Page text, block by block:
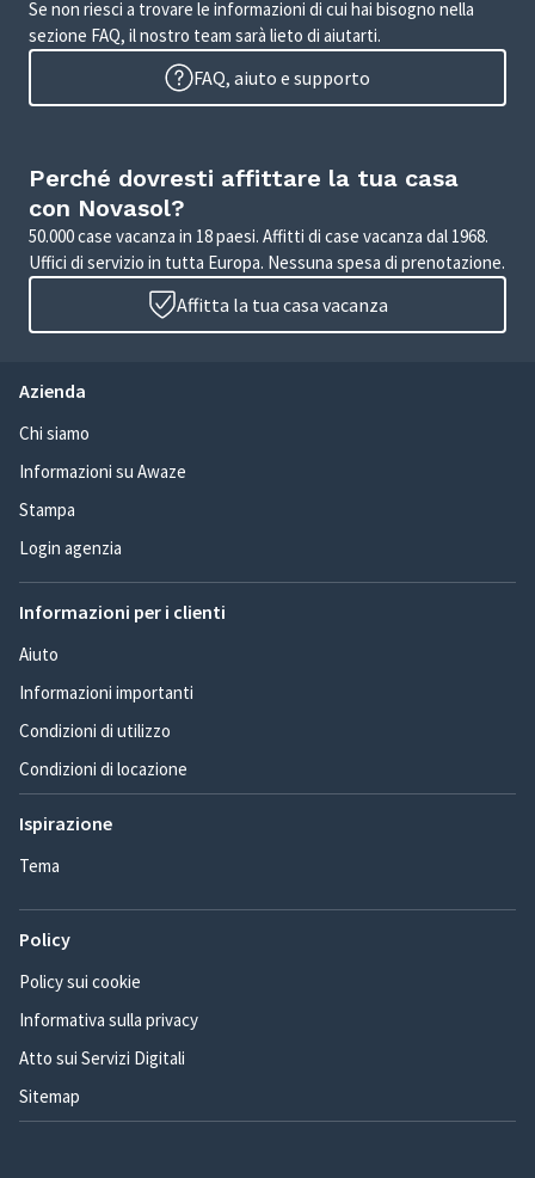
Se non riesci a trovare le informazioni di cui hai bisogno nella
sezione FAQ, il nostro team sarà lieto di aiutarti.
FAQ, aiuto e supporto
Perché dovresti affittare la tua casa
con Novasol?
50.000 case vacanza in 18 paesi. Affitti di case vacanza dal 1968.
Uffici di servizio in tutta Europa. Nessuna spesa di prenotazione.
Affitta la tua casa vacanza
Azienda
Chi siamo
Informazioni su Awaze
Stampa
Login agenzia
Informazioni per i clienti
Aiuto
Informazioni importanti
Condizioni di utilizzo
Condizioni di locazione
Ispirazione
Tema
Policy
Policy sui cookie
Informativa sulla privacy
Atto sui Servizi Digitali
Sitemap